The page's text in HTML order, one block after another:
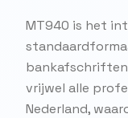
MT940 is het
vrijwel alle
Nederland,